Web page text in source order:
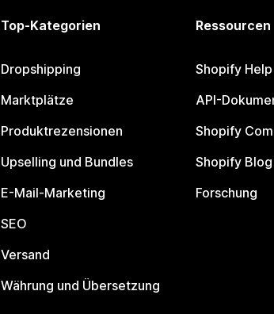
Top-Kategorien
Dropshipping
Marktplätze
Produktrezensionen
Upselling und Bundles
E-Mail-Marketing
SEO
Versand
Währung und Übersetzung
Ressourcen
Shopify
API-
Shopify
Shopify Blog
Forschung